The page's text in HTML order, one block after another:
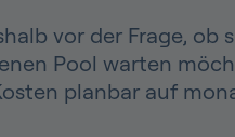
vor der Frage,
Pool warten
planbar auf